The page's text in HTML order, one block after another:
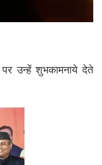
उन्हें शुभकामनाये देते